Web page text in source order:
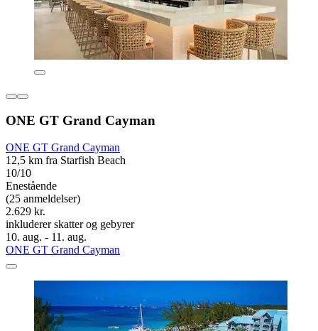
ONE GT Grand Cayman
ONE GT Grand Cayman
12,5 km fra Starfish Beach
10/10
Enestående
(25 anmeldelser)
2.629 kr.
inkluderer skatter og gebyrer
10. aug. - 11. aug.
ONE GT Grand Cayman